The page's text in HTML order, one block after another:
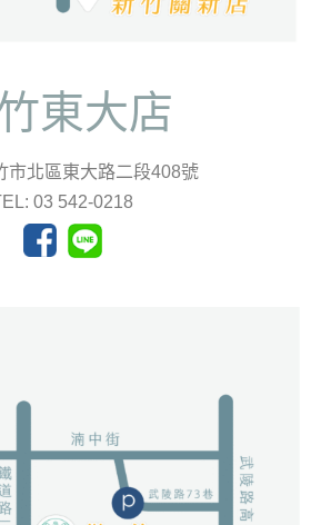
東大店
市北區東大路二段408號
03 542-0218